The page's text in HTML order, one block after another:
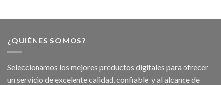
¿QUIÉNES SOMOS?
Seleccionamos los mejores productos digitales para ofrecer
un servicio de excelente calidad, confiable y al alcance de